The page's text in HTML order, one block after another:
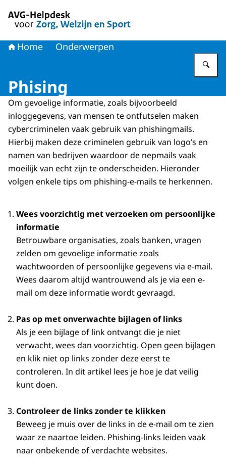
Home Onderwerpen
Phising
Om gevoelige informatie, zoals bijvoorbeeld
inloggegevens, van mensen te ontfutselen maken
cybercriminelen vaak gebruik van phishingmails.
Hierbij maken deze criminelen gebruik van logo’s en
namen van bedrijven waardoor de nepmails vaak
moeilijk van echt zijn te onderscheiden. Hieronder
volgen enkele tips om phishing-e-mails te herkennen.
Wees voorzichtig met verzoeken om persoonlijke
informatie
Betrouwbare organisaties, zoals banken, vragen
zelden om gevoelige informatie zoals
wachtwoorden of persoonlijke gegevens via e-mail.
Wees daarom altijd wantrouwend als je via een e-
mail om deze informatie wordt gevraagd.
Pas op met onverwachte bijlagen of links
Als je een bijlage of link ontvangt die je niet
verwacht, wees dan voorzichtig. Open geen bijlagen
en klik niet op links zonder deze eerst te
controleren. In dit artikel lees je hoe je dat veilig
kunt doen.
Controleer de links zonder te klikken
Beweeg je muis over de links in de e-mail om te zien
waar ze naartoe leiden. Phishing-links leiden vaak
naar onbekende of verdachte websites.